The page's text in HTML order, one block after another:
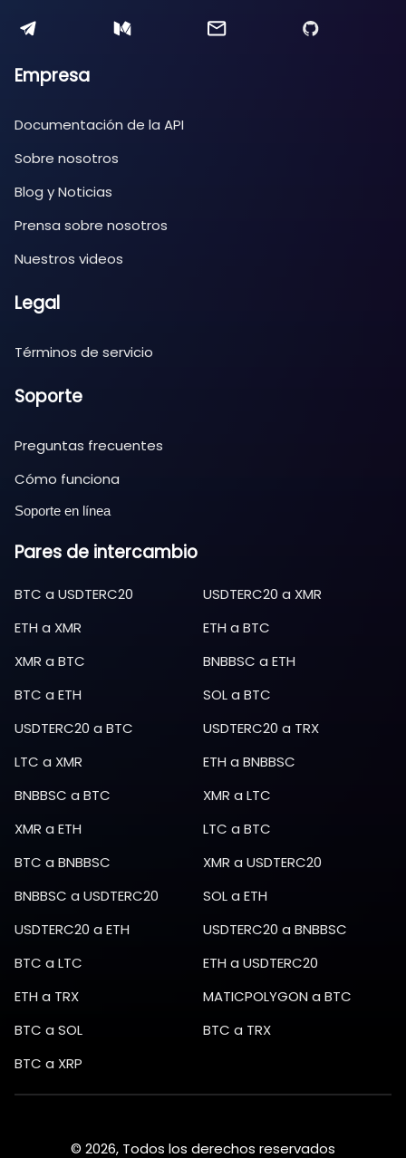
Empresa
Documentación de la API
Sobre nosotros
Blog y Noticias
Prensa sobre nosotros
Nuestros videos
Legal
Términos de servicio
Soporte
Preguntas frecuentes
Cómo funciona
Soporte en línea
Pares de intercambio
BTC a USDTERC20 USDTERC20 a XMR
ETH a XMR ETH a BTC
XMR a BTC BNBBSC a ETH
BTC a ETH SOLa BTC
USDTERC20 a BTC USDTERC20 a TRX
LTC a XMR ETH a BNBBSC
BNBBSC a BTC XMR a LTC
XMR a ETH LTC a BTC
BTC a BNBBSC XMR a USDTERC20
BNBBSC a USDTERC20 SOLa ETH
USDTERC20 a ETH USDTERC20 a BNBBSC
BTC a LTC ETH a USDTERC20
ETH a TRX MATICPOLYGON a BTC
BTC a SOL BTC a TRX
BTC a XRP
© 2026, Todos los derechos reservados